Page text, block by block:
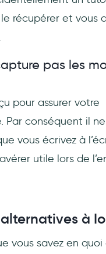
récupérer et vous
pas les
pour assurer votre
Par conséquent il
vous écrivez à
utile lors de
à
vous savez en quoi